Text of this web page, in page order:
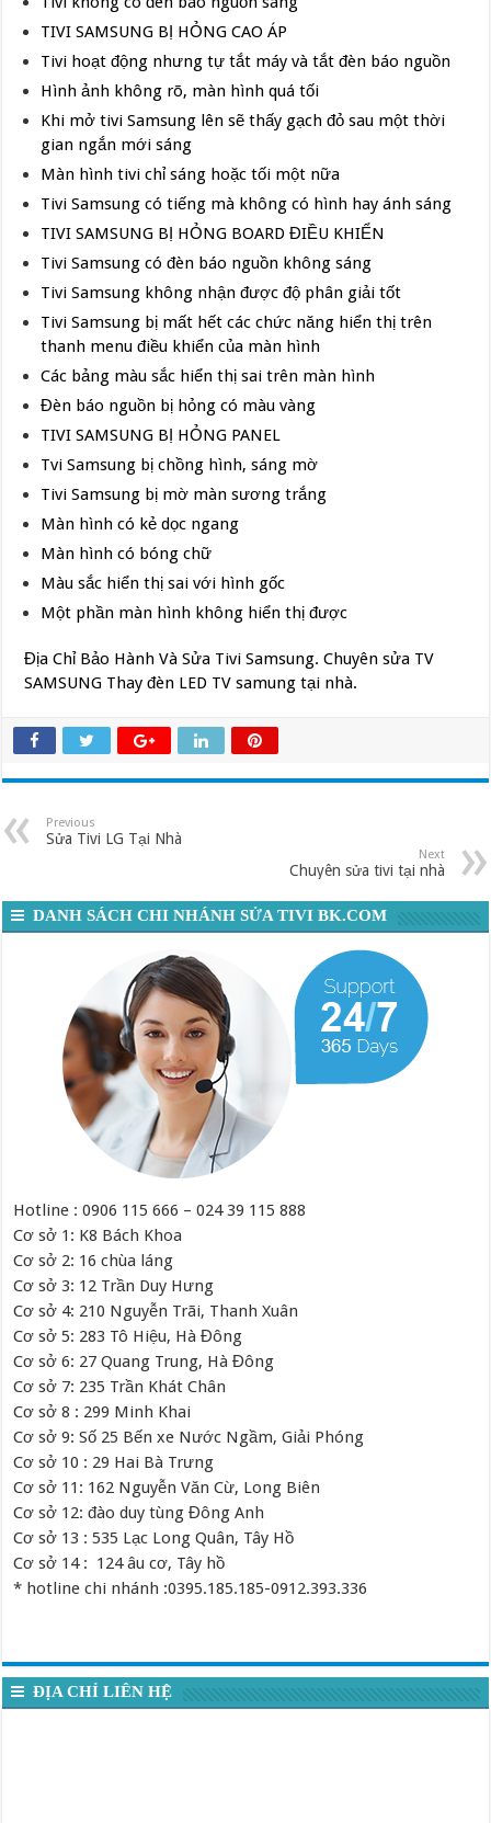
TIVI SAMSUNG BỊ HỎNG CAO ÁP
Tivi hoạt động nhưng tự tắt máy và tắt đèn báo nguồn
Hình ảnh không rõ, màn hình quá tối
Khi mở tivi Samsung lên sẽ thấy gạch đỏ sau một thời
gian ngắn mới sáng
Màn hình tivi chỉ sáng hoặc tối một nữa
Tivi Samsung có tiếng mà không có hình hay ánh sáng
TIVI SAMSUNG BỊ HỎNG BOARD ĐIỀU KHIỂN
Tivi Samsung có đèn báo nguồn không sáng
Tivi Samsung không nhận được độ phân giải tốt
Tivi Samsung bị mất hết các chức năng hiển thị trên
thanh menu điều khiển của màn hình
Các bảng màu sắc hiển thị sai trên màn hình
Đèn báo nguồn bị hỏng có màu vàng
TIVI SAMSUNG BỊ HỎNG PANEL
Tvi Samsung bị chồng hình, sáng mờ
Tivi Samsung bị mờ màn sương trắng
Màn hình có kẻ dọc ngang
Màn hình có bóng chữ
Màu sắc hiển thị sai với hình gốc
Một phần màn hình không hiển thị được
Địa Chỉ Bảo Hành Và Sửa Tivi Samsung. Chuyên sửa TV
SAMSUNG Thay đèn LED TV samung tại nhà.
Previous
Sửa Tivi LG Tại Nhà
Next
Chuyên sửa tivi tại nhà
DANH SÁCH CHI NHÁNH SỬA TIVI BK.COM
Hotline : 0906 115 666 – 024 39 115 888
Cơ sở 1: K8 Bách Khoa
Cơ sở 2: 16 chùa láng
Cơ sở 3: 12 Trần Duy Hưng
Cơ sở 4: 210 Nguyễn Trãi, Thanh Xuân
Cơ sở 5: 283 Tô Hiệu, Hà Đông
Cơ sở 6: 27 Quang Trung, Hà Đông
Cơ sở 7: 235 Trần Khát Chân
Cơ sở 8 : 299 Minh Khai
Cơ sở 9: Số 25 Bến xe Nước Ngầm, Giải Phóng
Cơ sở 10 : 29 Hai Bà Trưng
Cơ sở 11: 162 Nguyễn Văn Cừ, Long Biên
Cơ sở 12: đào duy tùng Đông Anh
Cơ sở 13 : 535 Lạc Long Quân, Tây Hồ
Cơ sở 14 : 124 âu cơ, Tây hồ
* hotline chi nhánh :0395.185.185-0912.393.336
ĐỊA CHỈ LIÊN HỆ